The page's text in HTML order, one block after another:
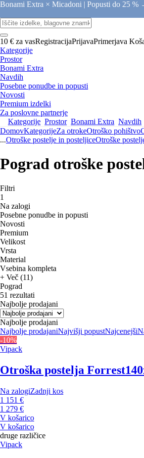
Bonami Extra × Micadoni | Popusti do 25 %
10 € za vasRegistracijaPrijavaPrimerjava
Kategorije
Prostor
Bonami Extra
Navdih
Posebne ponudbe in popusti
Novosti
Premium izdelki
Za poslovne partnerje
Kategorije Prostor Bonami Extra Navdih
DomovKategorijeZa otrokeOtroško pohištvo
...Otroške postelje in posteljiceOtroške
Pograd otroške
Filtri
1
Na zalogi
Posebne ponudbe in popusti
Novosti
Premium
Velikost
Vrsta
Material
Vsebina kompleta
+ Več (11)
Pograd
51 rezultati
Najbolje prodajani
Najbolje prodajani
Najbolje prodajaniNajvišji popustNajcenejši
-10%
Vipack
Otroška postelja Forrest
Na zalogiZadnji kos
1 151 €
1 279 €
V košarico
V košarico
druge različice
Vipack